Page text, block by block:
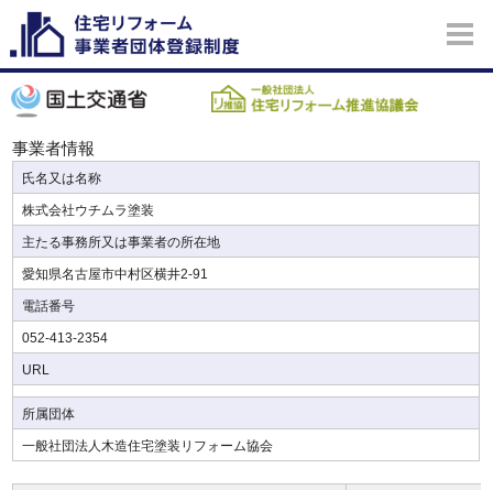
事業者情報
氏名又は名称
株式会社ウチムラ塗装
主たる事務所又は事業者の所在地
愛知県名古屋市中村区横井2-91
電話番号
052-413-2354
URL
所属団体
一般社団法人木造住宅塗装リフォーム協会